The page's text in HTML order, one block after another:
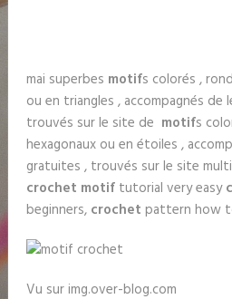
mai superbes motifs colorés ,
ou en triangles , accompagnés de
trouvés sur le site de motifs
hexagonaux ou en étoiles ,
gratuites , trouvés sur le site
crochet motiftutorial very easy
beginners, crochet pattern how
Vu sur img.over-blog.com